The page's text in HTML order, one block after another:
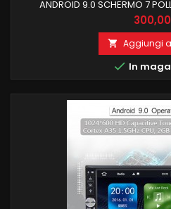
ANDROID 9.0 SCHERMO 7
RISOLUZIONE 1024X600 2GB
LOGO ALLA
Prezzo
 Aggiungi
 In